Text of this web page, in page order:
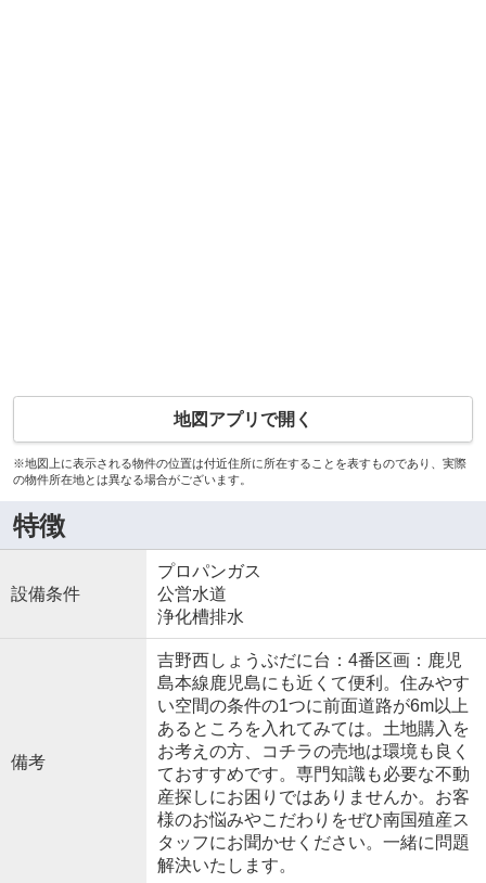
地図アプリで開く
※地図上に表示される物件の位置は付近住所に所在することを表すものであり、実際
の物件所在地とは異なる場合がございます。
特徴
設備条件
プロパンガス
公営水道
浄化槽排水
備考
吉野西しょうぶだに台：4番区画：鹿児
島本線鹿児島にも近くて便利。住みやす
い空間の条件の1つに前面道路が6m以上
あるところを入れてみては。土地購入を
お考えの方、コチラの売地は環境も良く
ておすすめです。専門知識も必要な不動
産探しにお困りではありませんか。お客
様のお悩みやこだわりをぜひ南国殖産ス
タッフにお聞かせください。一緒に問題
解決いたします。